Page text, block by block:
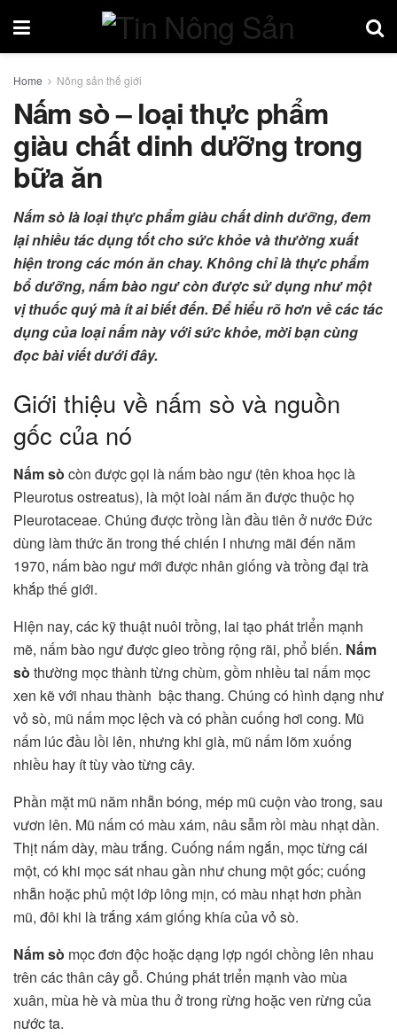
Home Nông sản thế giới
Nấm sò – loại thực phẩm
giàu chất dinh dưỡng trong
bữa ăn
Nấm sò là loại thực phẩm giàu chất dinh dưỡng, đem
lại nhiều tác dụng tốt cho sức khỏe và thường xuất
hiện trong các món ăn chay. Không chỉ là thực phẩm
bổ dưỡng, nấm bào ngư còn được sử dụng như một
vị thuốc quý mà ít ai biết đến. Để hiểu rõ hơn về các tác
dụng của loại nấm này với sức khỏe, mời bạn cùng
đọc bài viết dưới đây.
Giới thiệu về nấm sò và nguồn
gốc của nó
Nấm sò còn được gọi là nấm bào ngư (tên khoa học là
Pleurotus ostreatus), là một loài nấm ăn được thuộc họ
Pleurotaceae. Chúng được trồng lần đầu tiên ở nước Đức
dùng làm thức ăn trong thế chiến I nhưng mãi đến năm
1970, nấm bào ngư mới được nhân giống và trồng đại trà
khắp thế giới.
Hiện nay, các kỹ thuật nuôi trồng, lai tạo phát triển mạnh
mẽ, nấm bào ngư được gieo trồng rộng rãi, phổ biến. Nấm
sò thường mọc thành từng chùm, gồm nhiều tai nấm mọc
xen kẽ với nhau thành bậc thang. Chúng có hình dạng như
vỏ sò, mũ nấm mọc lệch và có phần cuống hơi cong. Mũ
nấm lúc đầu lồi lên, nhưng khi già, mũ nấm lõm xuống
nhiều hay ít tùy vào từng cây.
Phần mặt mũ năm nhẵn bóng, mép mũ cuộn vào trong, sau
vươn lên. Mũ nấm có màu xám, nâu sẫm rồi màu nhạt dần.
Thịt nấm dày, màu trắng. Cuống nấm ngắn, mọc từng cái
một, có khi mọc sát nhau gần như chung một gốc; cuống
nhẵn hoặc phủ một lớp lông mịn, có màu nhạt hơn phần
mũ, đôi khi là trắng xám giống khía của vỏ sò.
Nấm sò mọc đơn độc hoặc dạng lợp ngói chồng lên nhau
trên các thân cây gỗ. Chúng phát triển mạnh vào mùa
xuân, mùa hè và mùa thu ở trong rừng hoặc ven rừng của
nước ta.